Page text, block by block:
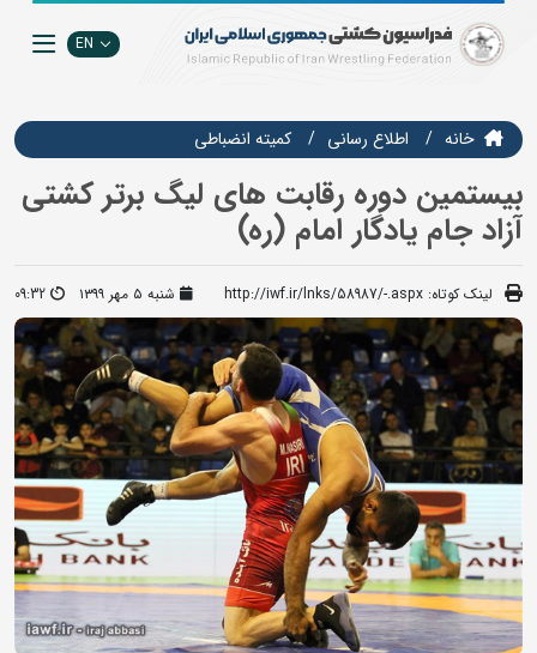
EN
خانه اطلاع رسانی کمیته انضباطی
بیستمین دوره رقابت های لیگ برتر کشتی
آزاد جام یادگار امام (ره)
لینک کوتاه: http://iwf.ir/lnks/58987/-.aspx شنبه ۵ مهر ۱۳۹۹ 09:32